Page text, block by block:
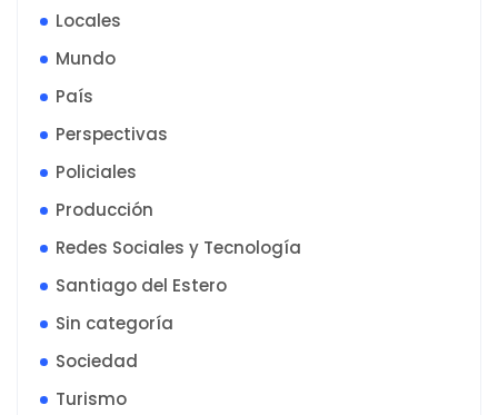
Locales
Mundo
País
Perspectivas
Policiales
Producción
Redes Sociales y Tecnología
Santiago del Estero
Sin categoría
Sociedad
Turismo